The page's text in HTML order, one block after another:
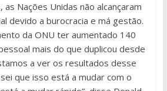
as Nações Unidas não alcançaram
devido a burocracia e má gestão.
da ONU ter aumentado 140
mais do que duplicou desde
a ver os resultados desse
que isso está a mudar com o